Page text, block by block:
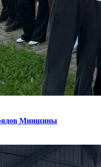
Минщины